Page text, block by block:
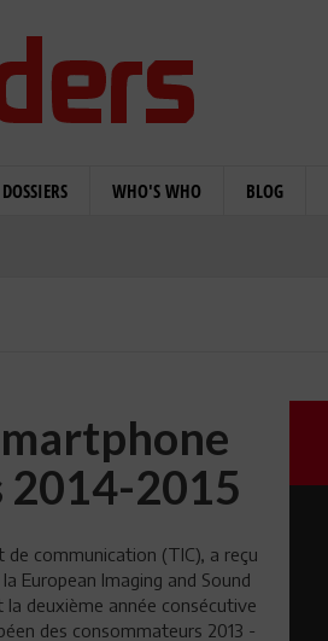
DOSSIERS WHO'S WHO BLOG
2014-2015
communication (TIC), a reçu
European Imaging and Sound
la deuxième année consécutive
des consommateurs 2013 -